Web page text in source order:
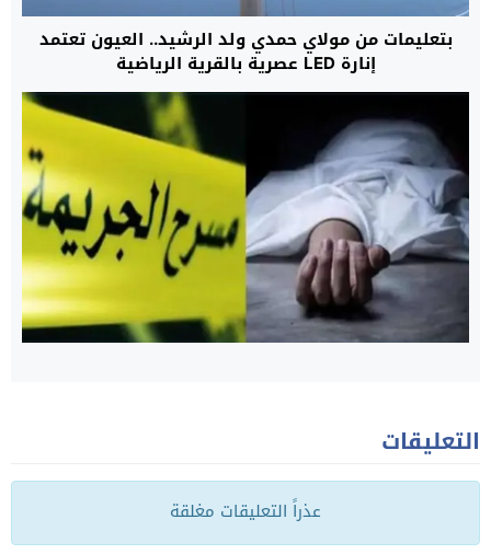
بتعليمات من مولاي حمدي ولد الرشيد.. العيون تعتمد
إنارة LED عصرية بالقرية الرياضية
التعليقات
عذراً التعليقات مغلقة